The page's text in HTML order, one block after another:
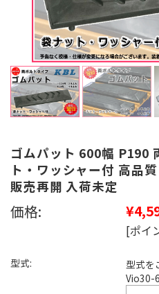
ゴムパット 600幅 P190
ト・ワッシャー付 高品
販売再開 入荷未定
価格:
[ポイ
型式:
型式を
Vio30-